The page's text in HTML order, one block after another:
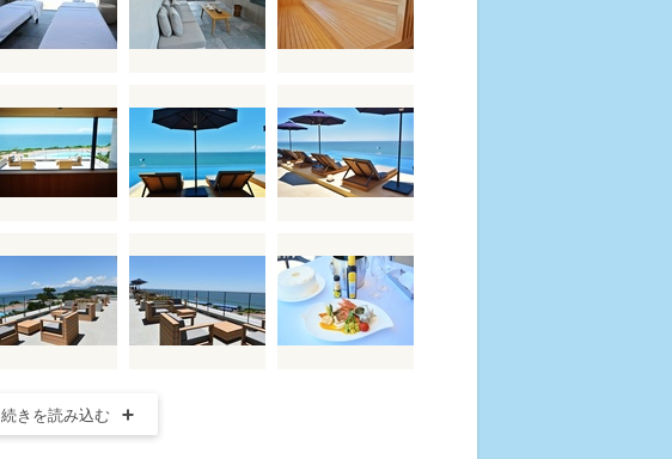
続きを読み込む